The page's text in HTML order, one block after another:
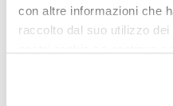
con altre informazioni che
raccolto dal suo utilizzo